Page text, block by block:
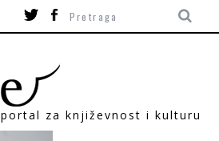
portal za književnost i kulturu